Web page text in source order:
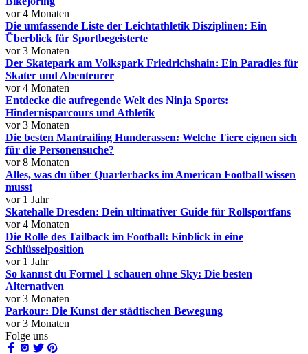
vor 4 Monaten
Die umfassende Liste der Leichtathletik Disziplinen: Ein
Überblick für Sportbegeisterte
vor 3 Monaten
Der Skatepark am Volkspark Friedrichshain: Ein Paradies für
Skater und Abenteurer
vor 4 Monaten
Entdecke die aufregende Welt des Ninja Sports:
Hindernisparcours und Athletik
vor 3 Monaten
Die besten Mantrailing Hunderassen: Welche Tiere eignen sich
für die Personensuche?
vor 8 Monaten
Alles, was du über Quarterbacks im American Football wissen
musst
vor 1 Jahr
Skatehalle Dresden: Dein ultimativer Guide für Rollsportfans
vor 4 Monaten
Die Rolle des Tailback im Football: Einblick in eine
Schlüsselposition
vor 1 Jahr
So kannst du Formel 1 schauen ohne Sky: Die besten
Alternativen
vor 3 Monaten
Parkour: Die Kunst der städtischen Bewegung
vor 3 Monaten
Folge uns